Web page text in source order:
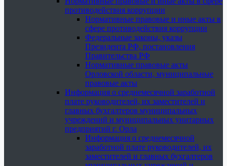
противодействия коррупции
Нормативные правовые и иные акты в
сфере противодействия коррупции
Федеральные законы, указы
Президента РФ, постановления
Правительства РФ
Нормативные правовые акты
Орловской области, муниципальные
правовые акты
Информация о среднемесячной заработной
плате руководителей, их заместителей и
главных бухгалтеров муниципальных
учреждений и муниципальных унитарных
предприятий г. Орла
Информация о среднемесячной
заработной плате руководителей, их
заместителей и главных бухгалтеров